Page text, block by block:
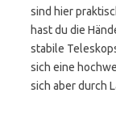
sind hier
hast du die
stabile
sich eine
sich aber durch